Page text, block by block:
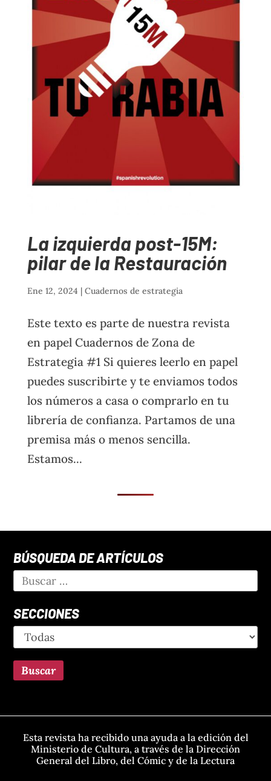
La izquierda post-15M:
pilar de la Restauración
Ene 12, 2024 | Cuadernos de estrategia
Este texto es parte de nuestra revista
en papel Cuadernos de Zona de
Estrategia #1 Si quieres leerlo en papel
puedes suscribirte y te enviamos todos
los números a casa o comprarlo en tu
librería de confianza. Partamos de una
premisa más o menos sencilla.
Estamos...
BÚSQUEDA DE ARTÍCULOS
SECCIONES
Esta revista ha recibido una ayuda a la edición del
Ministerio de Cultura, a través de la Dirección
General del Libro, del Cómic y de la Lectura